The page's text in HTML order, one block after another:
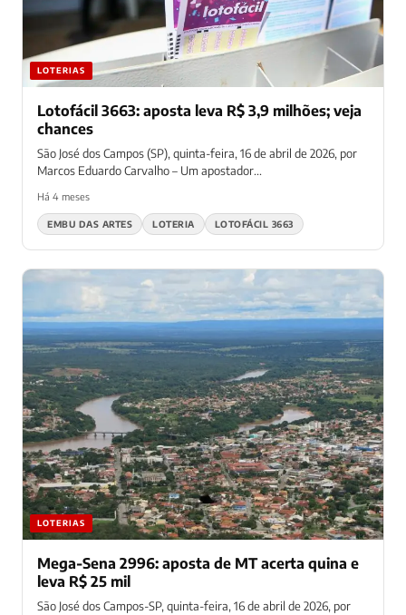
LOTERIAS
Lotofácil 3663: aposta leva R$ 3,9 milhões; veja
chances
São José dos Campos (SP), quinta-feira, 16 de abril de 2026, por
Marcos Eduardo Carvalho – Um apostador...
Há 4 meses
EMBU DAS ARTES LOTERIA LOTOFÁCIL 3663
LOTERIAS
Mega-Sena 2996: aposta de MT acerta quina e
leva R$ 25 mil
São José dos Campos-SP, quinta-feira, 16 de abril de 2026, por